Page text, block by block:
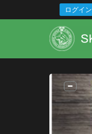
ログイン